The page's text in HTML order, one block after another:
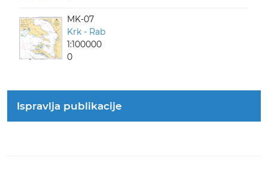
MK-07
Krk - Rab
1:100000
0
Ispravlja publikacije